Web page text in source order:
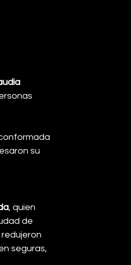
su
, quien
de
seguras,